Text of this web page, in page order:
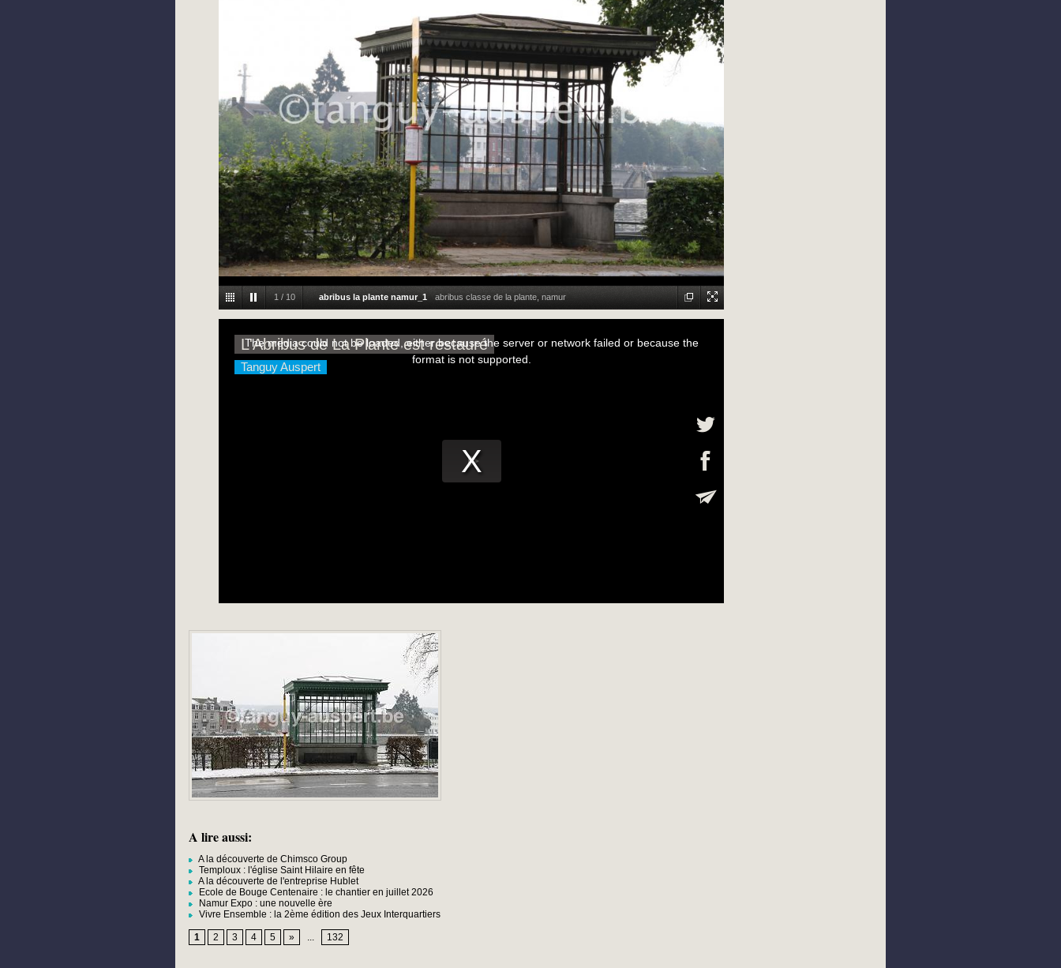
1 / 10 abribus la plante namur_1 abribus classe de la plante, namur
A lire aussi:
A la découverte de Chimsco Group
Temploux : l'église Saint Hilaire en fête
A la découverte de l'entreprise Hublet
Ecole de Bouge Centenaire : le chantier en juillet 2026
Namur Expo : une nouvelle ère
Vivre Ensemble : la 2ème édition des Jeux Interquartiers
1 2 3 4 5 » ... 132